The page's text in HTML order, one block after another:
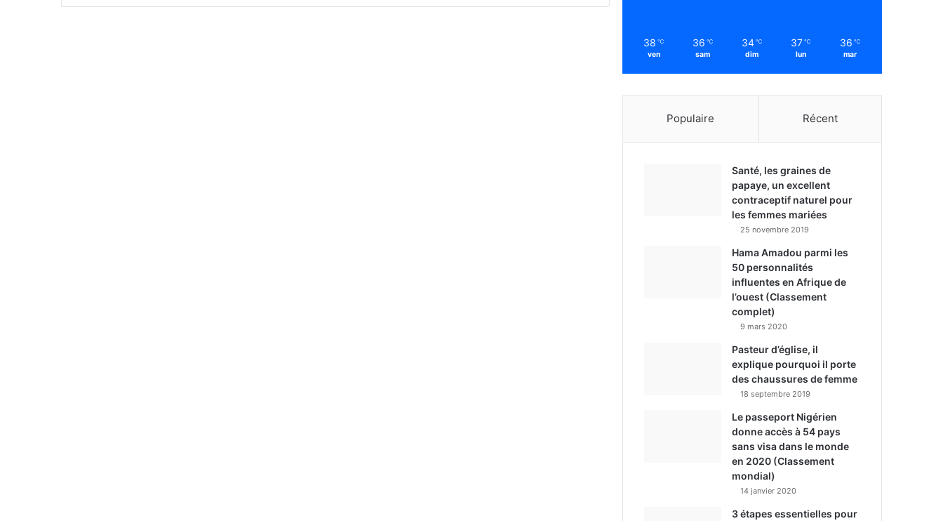
38 ℃
ven
36 ℃
sam
34 ℃
dim
37 ℃
lun
36 ℃
mar
Populaire Récent
Santé, les graines de
papaye, un excellent
contraceptif naturel pour
les femmes mariées
25 novembre 2019
Hama Amadou parmi les
50 personnalités
influentes en Afrique de
l’ouest (Classement
complet)
9 mars 2020
Pasteur d’église, il
explique pourquoi il porte
des chaussures de femme
18 septembre 2019
Le passeport Nigérien
donne accès à 54 pays
sans visa dans le monde
en 2020 (Classement
mondial)
14 janvier 2020
3 étapes essentielles pour